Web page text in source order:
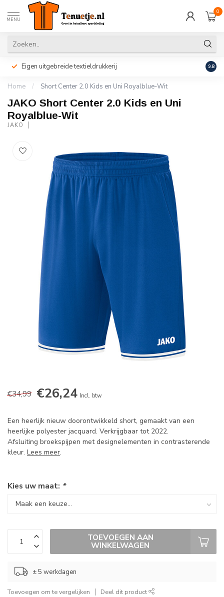
MENU
0
Eigen uitgebreide textieldrukkerij 9.8
Home / Short Center 2.0 Kids en Uni Royalblue-Wit
JAKO Short Center 2.0 Kids en Uni
Royalblue-Wit
JAKO
€34,99 €26,24 Incl. btw
Een heerlijk nieuw doorontwikkeld short, gemaakt van een
heerlijke polyester jacquard. Verkrijgbaar tot 2022.
Afsluiting broekspijpen met designelementen in contrasterende
kleur. Lees meer.
Kies uw maat: *
TOEVOEGEN AAN
WINKELWAGEN
± 5 werkdagen
Toevoegen om te vergelijken Deel dit product